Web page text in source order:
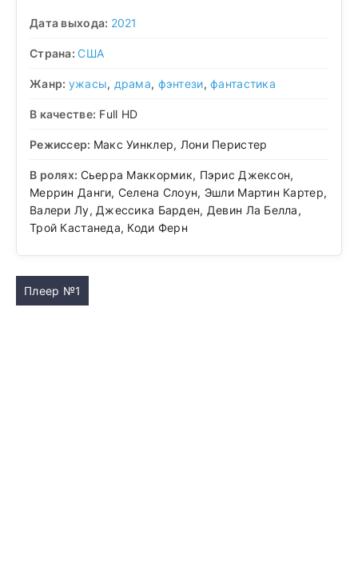
Дата выхода: 2021
Страна:США
Жанр: ужасы, драма, фэнтези,фантастика
В качестве: Full HD
Режиссер: Макс Уинклер, Лони Перистер
В ролях: Сьерра Маккормик, Пэрис Джексон,
Меррин Данги, Селена Слоун, Эшли Мартин Картер,
Валери Лу, Джессика Барден, Девин Ла Белла,
Трой Кастанеда, Коди Ферн
Плеер №1